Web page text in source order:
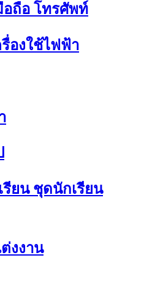
ถือ โทรศัพท์
องใช้ไฟฟ้า
รียน ชุดนักเรียน
งงาน